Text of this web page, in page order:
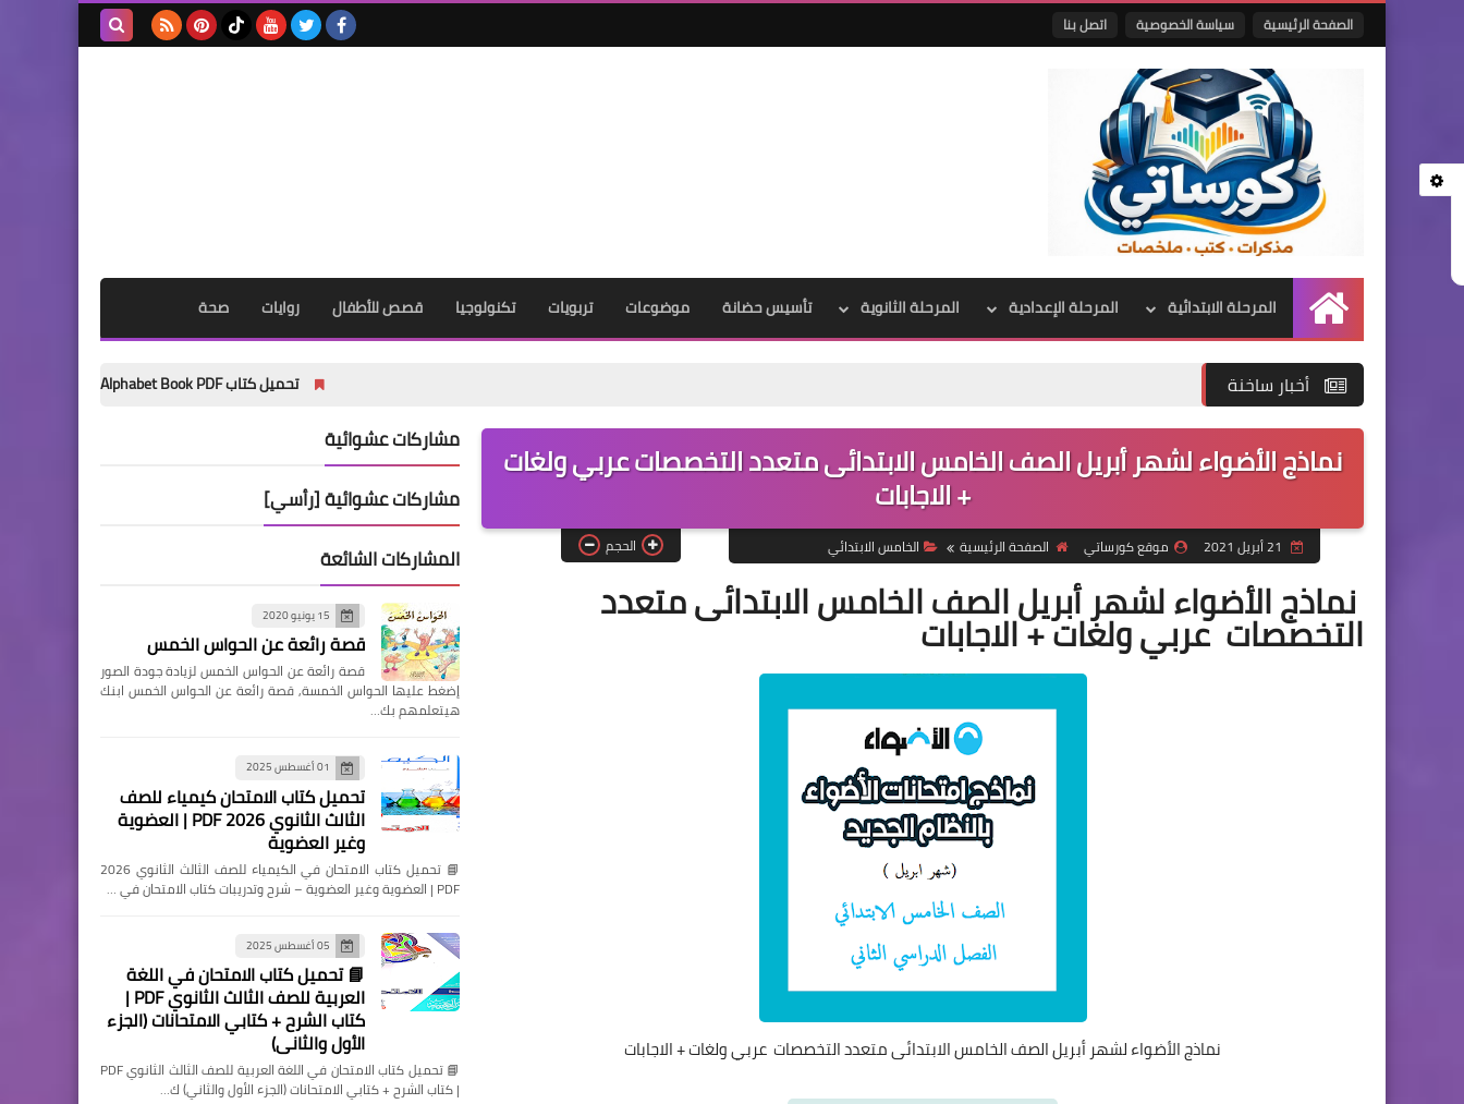
الصفحة الرئيسية سياسة الخصوصية اتصل بنا
الرئيسية
المرحلة الابتدائية المرحلة الإعدادية المرحلة الثانوية تأسيس حضانة موضوعات تربويات تكنولوجيا قصص للأطفال روايات صحة
أخبار ساخنة تحميل كتاب My Wonder Alphabet Book PDF مجانًا | أفضل كتاب لتأسيس الأطفال في الحروف الإنجليزية 2027
نماذج الأضواء لشهر أبريل الصف الخامس الابتدائى متعدد التخصصات عربي ولغات
+ الاجابات
موقع كورساتي الصفحة الرئيسية الخامس الابتدائي الحجم
نماذج الأضواء لشهر أبريل الصف الخامس الابتدائى متعدد
التخصصات عربي ولغات + الاجابات
نماذج الأضواء لشهر أبريل الصف الخامس الابتدائى متعدد التخصصات عربي ولغات + الاجابات
مشاركات عشوائية
مشاركات عشوائية [رأسي]
المشاركات الشائعة
15 يونيو 2020
قصة رائعة عن الحواس الخمس
قصة رائعة عن الحواس الخمس لزيادة جودة الصور
إضغط عليها الحواس الخمسة, قصة رائعة عن الحواس الخمس ابنك
هيتعلمهم بك…
01 أغسطس 2025
تحميل كتاب الامتحان كيمياء للصف
الثالث الثانوي 2026 PDF | العضوية
وغير العضوية
📘 تحميل كتاب الامتحان في الكيمياء للصف الثالث الثانوي 2026
PDF | العضوية وغير العضوية – شرح وتدريبات كتاب الامتحان في …
05 أغسطس 2025
📘 تحميل كتاب الامتحان في اللغة
العربية للصف الثالث الثانوي PDF |
كتاب الشرح + كتابي الامتحانات (الجزء
الأول والثاني)
📘 تحميل كتاب الامتحان في اللغة العربية للصف الثالث الثانوي PDF
| كتاب الشرح + كتابي الامتحانات (الجزء الأول والثاني) ك…